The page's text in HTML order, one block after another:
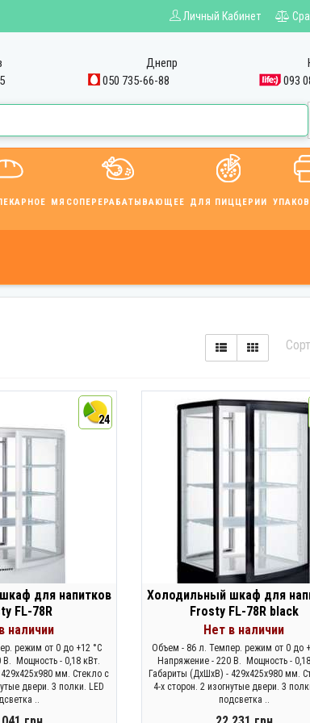
Личный Кабинет
Днепр
050 735-66-88
093
МЯСОПЕРЕРАБАТЫВАЮЩЕЕ ДЛЯ ПИЦЦЕРИИ
24
для напитков
FL-78R
наличии
режим от 0 до +12 °C
В. Мощность - 0,18 кВт.
мм. Стекло с
двери. 3 полки. LED
..
Холодильный шкаф для
Frosty FL-78R black
Нет в наличии
Объем - 86 л. Темпер. режим от 0 до
Напряжение - 220 В. Мощность -
Габариты (ДхШхВ) - 429х425х980 мм.
4-х сторон. 2 изогнутые двери. 3
подсветка ..